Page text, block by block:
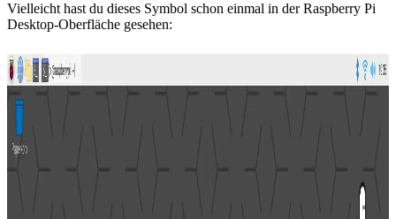
Vielleicht hast du dieses Symbol schon einmal in der Raspberry Pi
Desktop-Oberfläche gesehen: